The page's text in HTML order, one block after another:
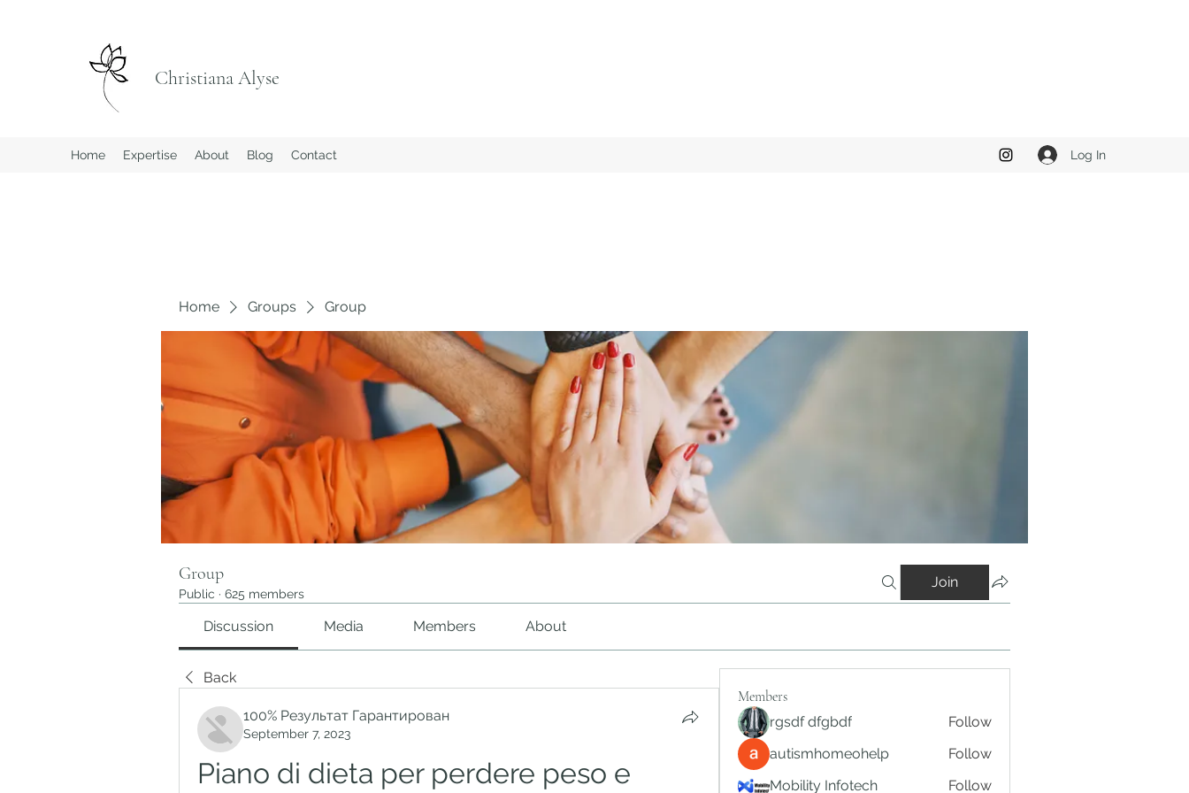
Christiana Alyse
Home Expertise About Blog Contact Log In
Home Groups Group
Group
Public · 625 members
Join
Discussion Media Members About
Back
100% Результат Гарантирован
September 7, 2023
Piano di dieta per perdere peso e
Members
rgsdf dfgbdf
Follow
autismhomeohelp
Follow
Mobility Infotech
Follow